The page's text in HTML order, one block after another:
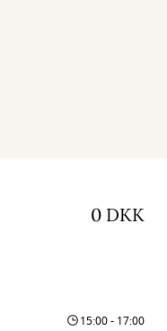
0 DKK
15:00 - 17:00